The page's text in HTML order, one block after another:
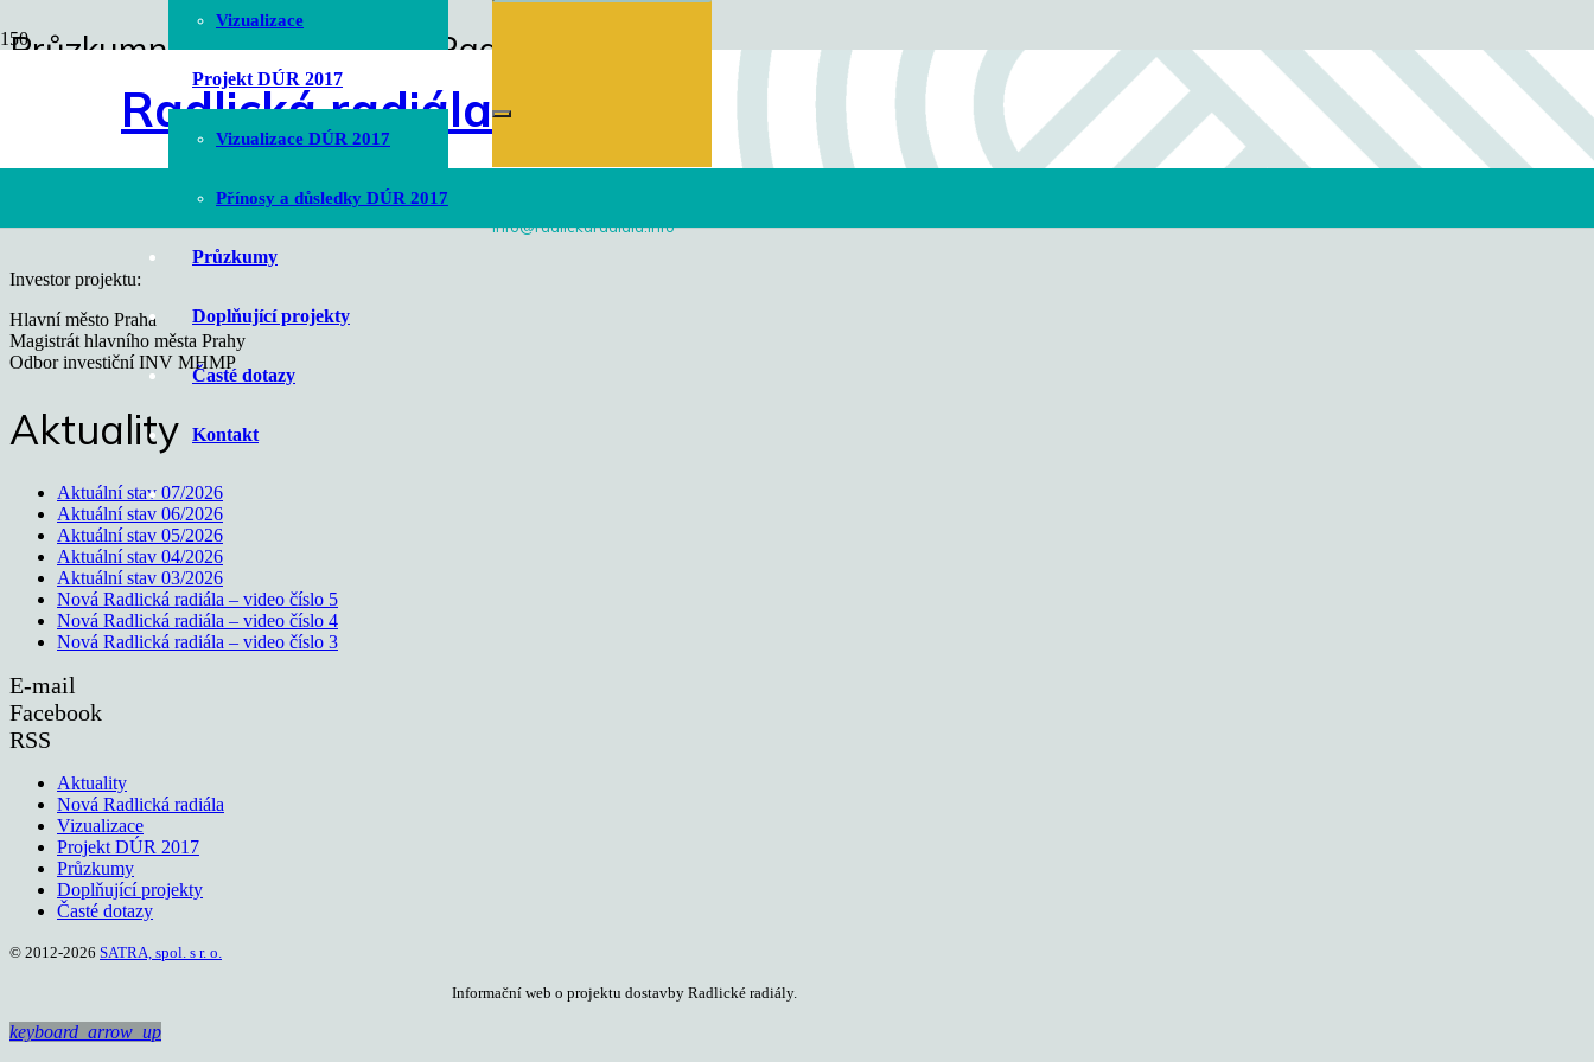
Radlická radiála
info@radlickaradiala.info
Vizualizace
Projekt DÚR 2017
Vizualizace DÚR 2017
Přínosy a důsledky DÚR 2017
Průzkumy
Doplňující projekty
Časté dotazy
Kontakt
Průzkumná štola pro tunel Radlice
Investor projektu:
Hlavní město Praha
Magistrát hlavního města Prahy
Odbor investiční INV MHMP
Aktuality
Aktuální stav 07/2026
Aktuální stav 06/2026
Aktuální stav 05/2026
Aktuální stav 04/2026
Aktuální stav 03/2026
Nová Radlická radiála – video číslo 5
Nová Radlická radiála – video číslo 4
Nová Radlická radiála – video číslo 3
E-mail
Facebook
RSS
Aktuality
Nová Radlická radiála
Vizualizace
Projekt DÚR 2017
Průzkumy
Doplňující projekty
Časté dotazy
© 2012-2026 SATRA, spol. s r. o.
Informační web o projektu dostavby Radlické radiály.
keyboard_arrow_up